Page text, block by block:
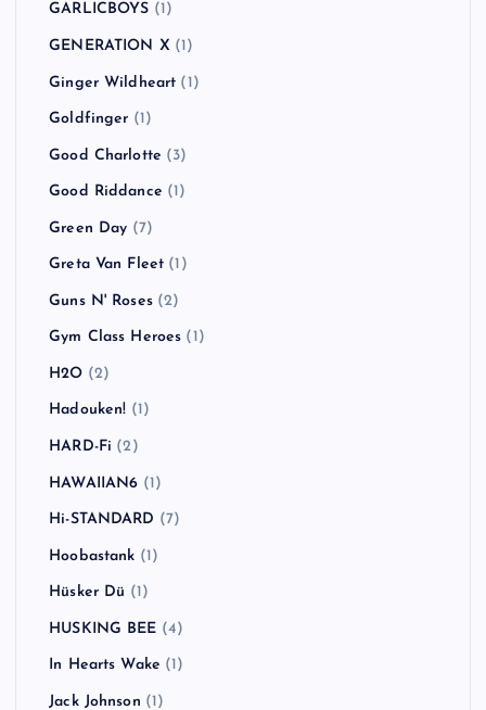
GARLICBOYS (1)
GENERATION X (1)
Ginger Wildheart (1)
Goldfinger (1)
Good Charlotte (3)
Good Riddance (1)
Green Day (7)
Greta Van Fleet (1)
Guns N' Roses(2)
Gym Class Heroes (1)
H2O (2)
Hadouken! (1)
HARD-Fi (2)
HAWAIIAN6 (1)
Hi-STANDARD (7)
Hoobastank (1)
Hüsker Dü (1)
HUSKING BEE (4)
In Hearts Wake (1)
Jack Johnson (1)